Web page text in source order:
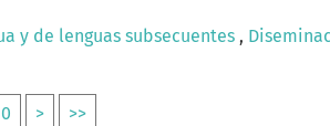
y de lenguas subsecuentes ,
> >>